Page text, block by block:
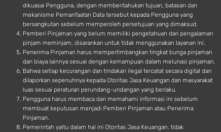
dikuasai Pengguna, dengan memberitahukan tujuan, batasan dan
mekanisme Pemanfaatan Data tersebut kepada Pengguna yang
bersangkutan sebelum memperoleh persetujuan yang dimaksud.
Pemberi Pinjaman yang belum memiliki pengetahuan dan pengalaman
pinjam meminjam, disarankan untuk tidak menggunakan layanan ini.
Penerima Pinjaman harus mempertimbangkan tingkat bunga pinjaman
dan biaya lainnya sesuai dengan kemampuan dalam melunasi pinjaman.
Bahwa setiap kecurangan dan tindakan ilegal tercatat secara digital dan
dilaporkan sepenuhnya kepada Otoritas Jasa Keuangan dan masyarakat
luas sesuai peraturan perundang-undangan yang berlaku.
Pengguna harus membaca dan memahami informasi ini sebelum
membuat keputusan menjadi Pemberi Pinjaman atau Penerima
Pinjaman.
Pemerintah yaitu dalam hal ini Otoritas Jasa Keuangan, tidak